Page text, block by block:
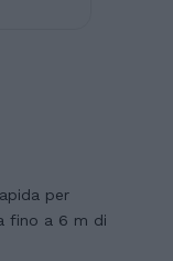
per
fino a 6 m di